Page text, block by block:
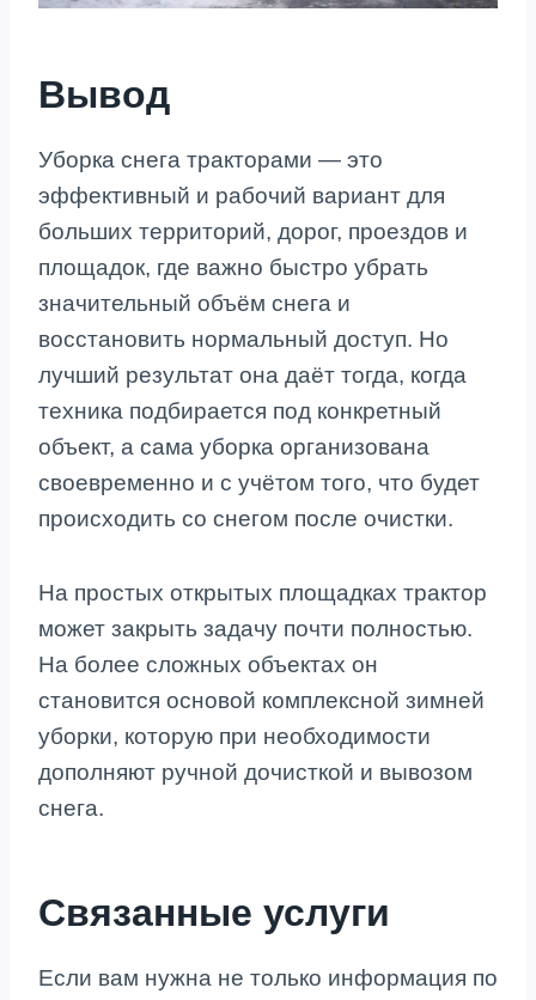
Вывод
Уборка снега тракторами — это
эффективный и рабочий вариант для
больших территорий, дорог, проездов и
площадок, где важно быстро убрать
значительный объём снега и
восстановить нормальный доступ. Но
лучший результат она даёт тогда, когда
техника подбирается под конкретный
объект, а сама уборка организована
своевременно и с учётом того, что будет
происходить со снегом после очистки.
На простых открытых площадках трактор
может закрыть задачу почти полностью.
На более сложных объектах он
становится основой комплексной зимней
уборки, которую при необходимости
дополняют ручной дочисткой и вывозом
снега.
Связанные услуги
Если вам нужна не только информация по